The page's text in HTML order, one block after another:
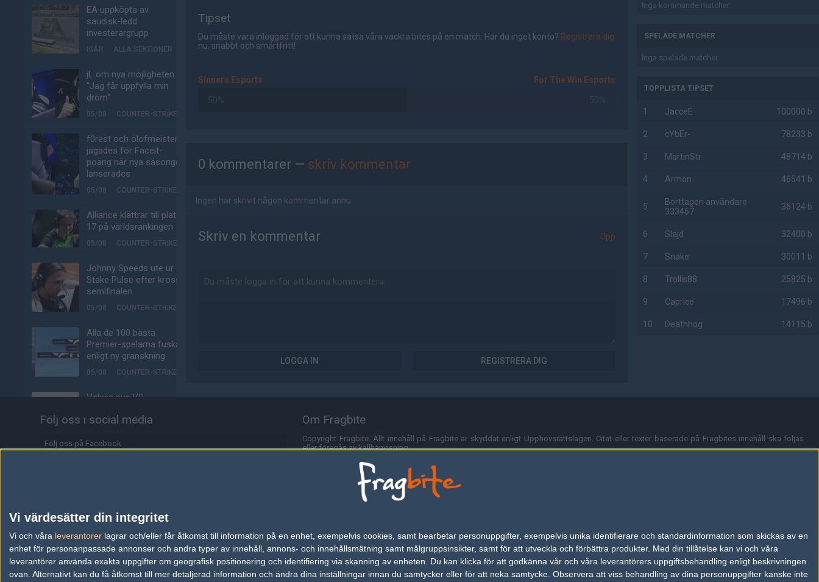
Vi värdesätter din integritet
Vi och våra leverantorer lagrar och/eller får åtkomst till information på en enhet, exempelvis cookies, samt bearbetar personuppgifter, exempelvis unika identifierare och standardinformation som skickas av en
enhet för personanpassade annonser och andra typer av innehåll, annons- och innehållsmätning samt målgruppsinsikter, samt för att utveckla och förbättra produkter. Med din tillåtelse kan vi och våra
leverantörer använda exakta uppgifter om geografisk positionering och identifiering via skanning av enheten. Du kan klicka för att godkänna vår och våra leverantörers uppgiftsbehandling enligt beskrivningen
ovan. Alternativt kan du få åtkomst till mer detaljerad information och ändra dina inställningar innan du samtycker eller för att neka samtycke. Observera att viss behandling av dina personuppgifter kanske inte
EA uppköpta av
saudisk-ledd
investerargrupp
IGÅR ALLA SEKTIONER
jL om nya möjligheten:
"Jag får uppfylla min
dröm"
05/08 COUNTER-STRIKE
f0rest och olofmeister
jagades för Faceit-
poäng när nya säsongen
lanserades
05/08 COUNTER-STRIKE
Alliance klättrar till plats
17 på världsrankingen
05/08 COUNTER-STRIKE
Johnny Speeds ute ur
Stake Pulse efter kross i
semifinalen
05/08 COUNTER-STRIKE
Alla de 100 bästa
Premier-spelarna fuskar
enligt ny granskning
05/08 COUNTER-STRIKE
Valves nya VR-
ännu dyrare
Media: jL klar för Vitality
– hoppar in för nyblivna
papporna
04/08 COUNTER-STRIKE
Tipset
Du måste vara inloggad för att kunna satsa våra vackra bites på en match. Har du inget konto? Registrera dig
nu, snabbt och smärtfritt!
Sinners Esports For The Win Esports
50% 50%
0 kommentarer — skriv kommentar
Ingen har skrivit någon kommentar ännu.
Skriv en kommentar Upp
LOGGA IN REGISTRERA DIG
Inga kommande matcher.
SPELADE MATCHER
Inga spelade matcher.
TOPPLISTA TIPSET
1 JacceE 100000 b
2 cYbEr- 78233 b
3 MartinStr 48714 b
4 Armon 46541 b
5
Borttagen användare
333467
36124 b
6 Slajd 32400 b
7 Snake 30011 b
8 Trollis88 25825 b
9 Caprice 17496 b
10 Deathhog 14115 b
Följ oss i social media
Följ oss på Facebook
Information
Annonsering
Copyright och Privacy Policy
Om Fragbite
Copyright Fragbite. Allt innehåll på Fragbite är skyddat enligt Upphovsrättslagen. Citat eller texter baserade på Fragbites innehåll ska följas
eller föregås av källhänvisning.
Alla åsikter uttryckta på Fragbite representerar varje enskild skribent och överensstämmer inte nödvändigtvis med Fragbites åsikter.
Programmering och design av Fredric Bohlin. För frågor rörande sajten kan du skicka iväg ett email till
Fragbite använder cookies för att spara användarspecifik information så som t.ex. användarnamn. Cookies sparas även när man deltar i
omröstningar och för att föra statistik. För att slippa cookies kan du stänga av cookies i din webbläsares inställningar eller välja att inte
besöka Fragbite. Den här textraden finns här på grund av lagen om elektronisk kommunikation som trädde i kraft 25 juli 2003.